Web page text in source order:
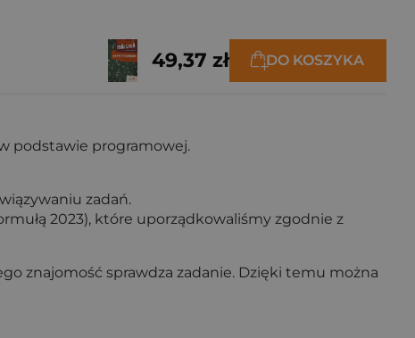
49,37 zł DO KOSZYKA
podstawie programowej.
zadań.
2023), które uporządkowaliśmy zgodnie z
znajomość sprawdza zadanie. Dzięki temu można